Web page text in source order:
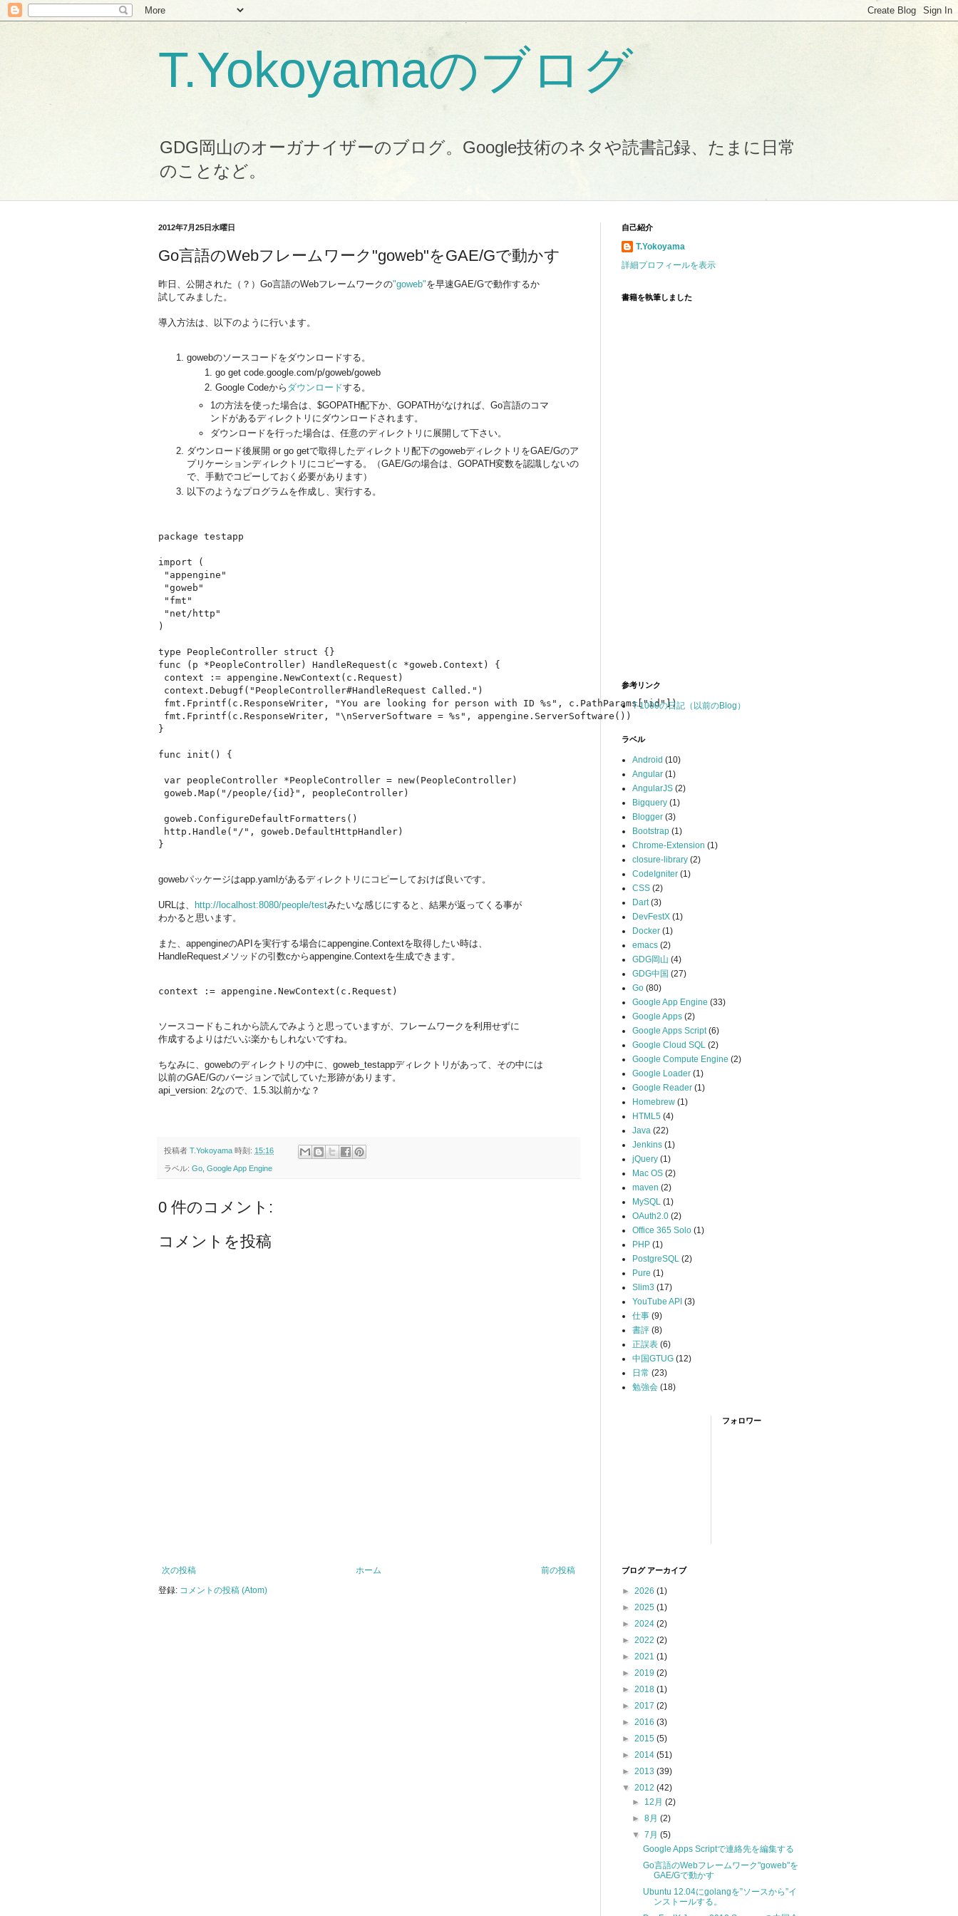
T.Yokoyamaのブログ
GDG岡山のオーガナイザーのブログ。Google技術のネタや読書記録、たまに日常
のことなど。
2012年7月25日水曜日
Go言語のWebフレームワーク"goweb"をGAE/Gで動かす
昨日、公開された（？）Go言語のWebフレームワークの"goweb"を早速GAE/Gで動作するか
試してみました。
導入方法は、以下のように行います。
gowebのソースコードをダウンロードする。
go get code.google.com/p/goweb/goweb
Google Codeから ダウンロードする。
1の方法を使った場合は、$GOPATH配下か、GOPATHがなければ、Go言語のコマ
ンドがあるディレクトリにダウンロードされます。
ダウンロードを行った場合は、任意のディレクトリに展開して下さい。
ダウンロード後展開 or go getで取得したディレクトリ配下のgowebディレクトリをGAE/Gのア
プリケーションディレクトリにコピーする。（GAE/Gの場合は、GOPATH変数を認識しないの
で、手動でコピーしておく必要があります）
以下のようなプログラムを作成し、実行する。
package testapp
import (
"appengine"
"goweb"
"fmt"
"net/http"
)
type PeopleController struct {}
func (p *PeopleController) HandleRequest(c *goweb.Context) {
context := appengine.NewContext(c.Request)
context.Debugf("PeopleController#HandleRequest Called.")
fmt.Fprintf(c.ResponseWriter, "You are looking for person with ID %s", c.PathParams["id"])
fmt.Fprintf(c.ResponseWriter, "\nServerSoftware = %s", appengine.ServerSoftware())
}
func init() {
var peopleController *PeopleController = new(PeopleController)
goweb.Map("/people/{id}", peopleController)
goweb.ConfigureDefaultFormatters()
http.Handle("/", goweb.DefaultHttpHandler)
gowebパッケージはapp.yamlがあるディレクトリにコピーしておけば良いです。
URLは、 http://localhost:8080/people/testみたいな感じにすると、結果が返ってくる事が
わかると思います。
また、appengineのAPIを実行する場合にappengine.Contextを取得したい時は、
HandleRequestメソッドの引数cからappengine.Contextを生成できます。
ソースコードもこれから読んでみようと思っていますが、フレームワークを利用せずに
作成するよりはだいぶ楽かもしれないですね。
ちなみに、gowebのディレクトリの中に、goweb_testappディレクトリがあって、その中には
以前のGAE/Gのバージョンで試していた形跡があります。
api_version: 2なので、1.5.3以前かな？
投稿者 T.Yokoyama 時刻: 15:16
ラベル: Go Google App Engine
0 件のコメント:
コメントを投稿
次の投稿 前の投稿
ホーム
登録: コメントの投稿 (Atom)
自己紹介
T.Yokoyama
詳細プロフィールを表示
書籍を執筆しました
参考リンク
T-1000の日記（以前のBlog）
ラベル
Android (10)
Angular (1)
AngularJS (2)
Bigquery (1)
Blogger (3)
Bootstrap (1)
Chrome-Extension (1)
closure-library (2)
CodeIgniter (1)
CSS (2)
Dart (3)
DevFestX (1)
Docker (1)
emacs (2)
GDG岡山 (4)
GDG中国 (27)
Go (80)
Google App Engine (33)
Google Apps (2)
Google Apps Script (6)
Google Cloud SQL (2)
Google Compute Engine (2)
Google Loader (1)
Google Reader (1)
Homebrew (1)
HTML5 (4)
Java (22)
Jenkins (1)
jQuery (1)
Mac OS (2)
maven (2)
MySQL (1)
OAuth2.0 (2)
Office 365 Solo (1)
PHP (1)
PostgreSQL (2)
Pure (1)
Slim3 (17)
YouTube API (3)
仕事 (9)
書評 (8)
正誤表 (6)
中国GTUG (12)
日常 (23)
勉強会 (18)
フォロワー
ブログ アーカイブ
► 2026 (1)
► 2025 (1)
► 2024 (2)
► 2022 (2)
► 2021 (1)
► 2019 (2)
► 2018 (1)
► 2017 (2)
► 2016 (3)
► 2015 (5)
► 2014 (51)
► 2013 (39)
▼ 2012 (42)
► 12月(2)
►8月(2)
▼7月(5)
Google Apps Scriptで連絡先を編集する
Go言語のWebフレームワーク"goweb"を
GAE/Gで動かす
Ubuntu 12.04にgolangを”ソースから”イ
ンストールする。